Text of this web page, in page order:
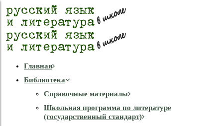
Главная
Библиотека
Справочные материалы
Школьная программа по литературе
(государственный стандарт)